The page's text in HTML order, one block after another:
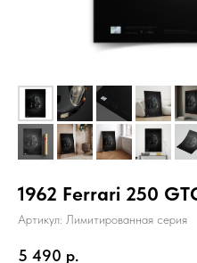
1962 Ferrari 250
Артикул: Лимитированная серия
5 490 р.